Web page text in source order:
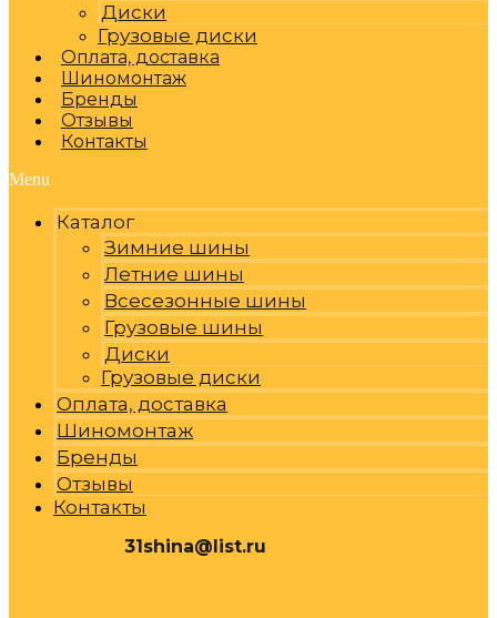
Диски
Грузовые диски
Оплата, доставка
Шиномонтаж
Бренды
Отзывы
Контакты
Menu
Каталог
Зимние шины
Летние шины
Всесезонные шины
Грузовые шины
Диски
Грузовые диски
Оплата, доставка
Шиномонтаж
Бренды
Отзывы
Контакты
31shina@list.ru